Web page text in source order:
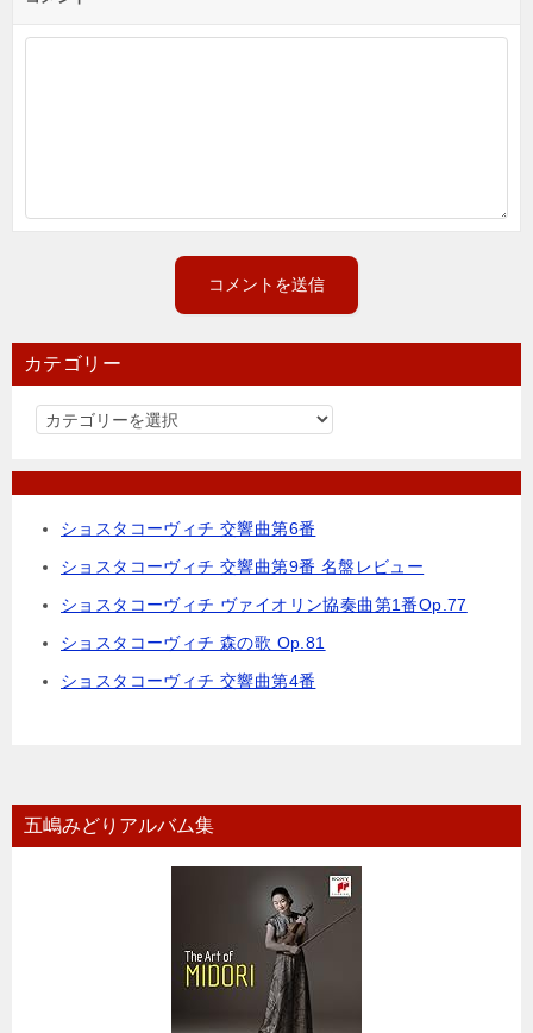
カテゴリー
カ
ゴ
ー
ショスタコーヴィチ 交響曲第6番
ショスタコーヴィチ 交響曲第9番 名盤レビュー
ショスタコーヴィチ ヴァイオリン協奏曲第1番Op.77
ショスタコーヴィチ 森の歌 Op.81
ショスタコーヴィチ 交響曲第4番
五嶋みどりアルバム集